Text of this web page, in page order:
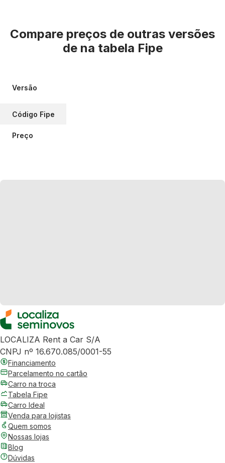
Compare preços de outras versões
de na tabela Fipe
Versão
Código Fipe
Preço
LOCALIZA Rent a Car S/A
CNPJ nº 16.670.085/0001-55
Financiamento
Parcelamento no cartão
Carro na troca
Tabela Fipe
Carro Ideal
Venda para lojistas
Quem somos
Nossas lojas
Blog
Dúvidas